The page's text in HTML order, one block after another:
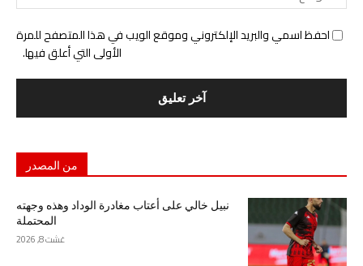
احفظ اسمي والبريد الإلكتروني وموقع الويب في هذا المتصفح للمرة
الأولى التي أعلق فيها.
من المصدر
نبيل خالي على أعتاب مغادرة الوداد وهذه وجهته
المحتملة
غشت 8, 2026